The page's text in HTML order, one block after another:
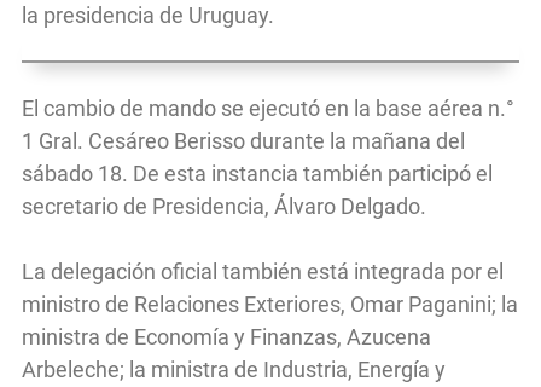
la presidencia de Uruguay.
El cambio de mando se ejecutó en la base aérea n.°
1 Gral. Cesáreo Berisso durante la mañana del
sábado 18. De esta instancia también participó el
secretario de Presidencia, Álvaro Delgado.
La delegación oficial también está integrada por el
ministro de Relaciones Exteriores, Omar Paganini; la
ministra de Economía y Finanzas, Azucena
Arbeleche; la ministra de Industria, Energía y